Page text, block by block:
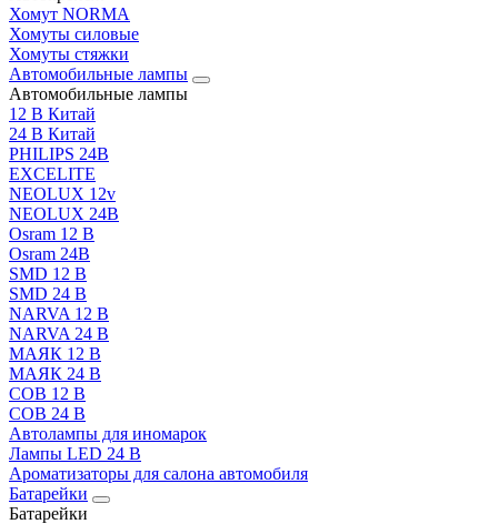
Хомут NORMA
Хомуты силовые
Хомуты стяжки
Автомобильные лампы
Автомобильные лампы
12 В Китай
24 В Китай
PHILIPS 24В
EXCELITE
NEOLUX 12v
NEOLUX 24В
Osram 12 В
Osram 24В
SMD 12 В
SMD 24 В
NARVA 12 В
NARVA 24 В
МАЯК 12 В
МАЯК 24 В
COB 12 В
COB 24 В
Автолампы для иномарок
Лампы LED 24 B
Ароматизаторы для салона автомобиля
Батарейки
Батарейки